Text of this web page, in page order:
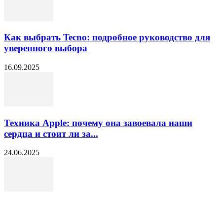
Как выбрать Tecno: подробное руководство для
уверенного выбора
16.09.2025
Техника Apple: почему она завоевала наши
сердца и стоит ли за...
24.06.2025